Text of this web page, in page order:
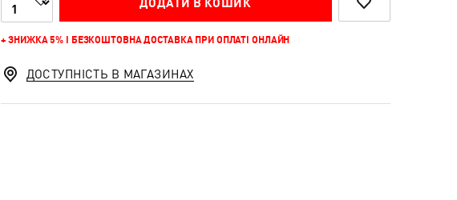
+ ЗНИЖКА 5% І БЕЗКОШТОВНА ДОСТАВКА ПРИ ОПЛАТІ ОНЛАЙН
ДОСТУПНІСТЬ В МАГАЗИНАХ